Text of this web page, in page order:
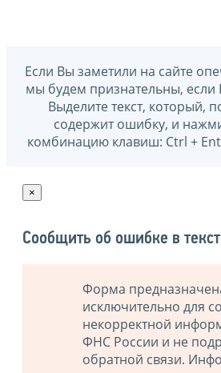
Если Вы заметили на сайте
мы будем признательны,
Выделите текст, который,
содержит ошибку, и
комбинацию клавиш: Ctrl +
×
Сообщить об ошибке в
Форма
исключительно для
некорректной
ФНС России и не
обратной связи.